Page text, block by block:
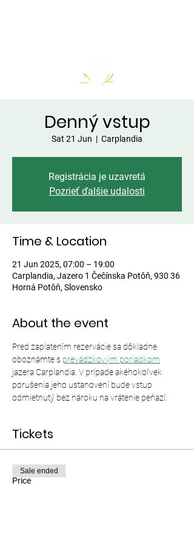
Denný vstup
Sat 21 Jun
  |
Carplandia
Registrácia je uzavretá
Pozrieť ďalšie udalosti
Time & Location
21 Jun 2025, 07:00 – 19:00
Carplandia, Jazero 1 Čečínska Potôň, 930 36
Horná Potôň, Slovensko
About the event
Pred zaplatením rezervácie sa dôkladne
oboznámte s prevádzkovým poriadkom
jazera Carplandia. V prípade akéhokoľvek
porušenia jeho ustanovení bude vstup
odmietnutý bez nároku na vrátenie peňazí.
Tickets
Price
Sale ended